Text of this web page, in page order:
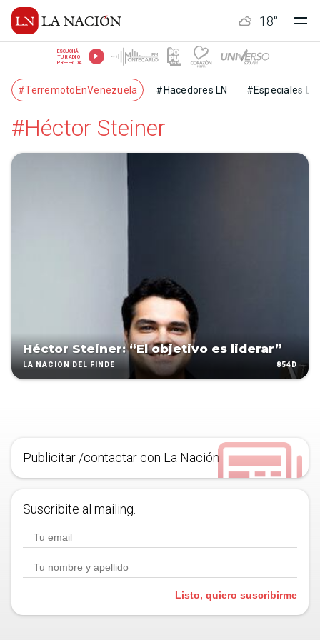
18°
ESCUCHÁ
TU RADIO
PREFERIDA
#TerremotoEnVenezuela #Hacedores LN #Especiales LN
#Héctor Steiner
Héctor Steiner: “El objetivo es liderar”
LA NACIÓN DEL FINDE 854D
Publicitar /contactar con La Nación
Suscribite al mailing.
Listo, quiero suscribirme